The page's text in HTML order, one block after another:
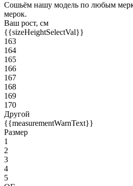
Сошьём нашу модель по любым
мерок.
Ваш рост, см
{{sizeHeightSelectVal}}
163
164
165
166
167
168
169
170
Другой
{{measurementWarnText}}
Размер
1
2
3
4
5